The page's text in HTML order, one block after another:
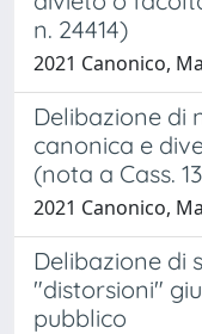
n. 24414)
2021 Canonico,
Delibazione di
canonica e
(nota a Cass.
2021 Canonico,
Delibazione di
"distorsioni"
pubblico